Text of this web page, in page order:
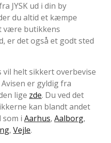
JYSK ud i din by
du altid et kæmpe
være butikkens
er det også et godt sted
helt sikkert overbevise
er gyldig fra
lige zde. Du ved det
kan blandt andet
som i Aarhus, Aalborg,
, Vejle.